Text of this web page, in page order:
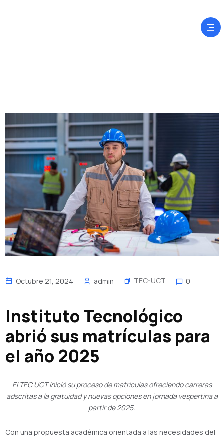
Octubre 21, 2024 admin TEC-UCT 0
Instituto Tecnológico
abrió sus matrículas para
el año 2025
El TEC UCT inició su proceso de matrículas ofreciendo carreras
adscritas a la gratuidad y nuevas opciones en jornada vespertina a
partir de 2025.
Con una propuesta académica orientada a las necesidades del